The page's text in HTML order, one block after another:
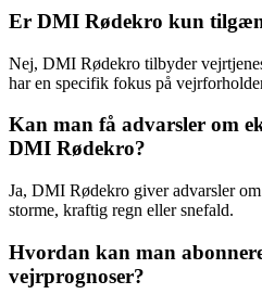
Er DMI Rødekro kun
Nej, DMI Rødekro tilbyder
har en specifik fokus på
Kan man få advarsler om
DMI Rødekro?
Ja, DMI Rødekro giver advarsler
storme, kraftig regn eller snefald.
Hvordan kan man
vejrprognoser?